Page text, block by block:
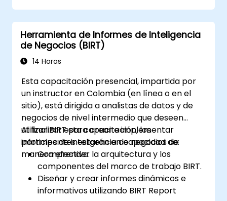
dashboards.
Aplicar controles de seguridad y acceso
en QuickSight.
Aprovechar las capacidades de
aprendizaje automático integradas en
mejorados.
Diseñar, crear y personalizar dashboards
en QuickSight para extraer y visualizar
insights comerciales.
Herramienta de Informes de Inteligencia
de Negocios (BIRT)
14 Horas
Esta capacitación presencial, impartida por
un instructor en Colombia (en línea o en el
sitio), está dirigida a analistas de datos y de
negocios de nivel intermedio que deseen
utilizar BIRT para crear e implementar
informes de inteligencia de negocios de
manera efectiva.
Al finalizar esta capacitación, los
participantes estarán en capacidad de:
Comprender la arquitectura y los
componentes del marco de trabajo BIRT.
Diseñar y crear informes dinámicos e
informativos utilizando BIRT Report